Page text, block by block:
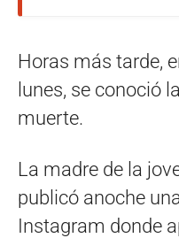
Horas más tarde,
lunes, se conoció
muerte.
La madre de la
publicó anoche
Instagram donde